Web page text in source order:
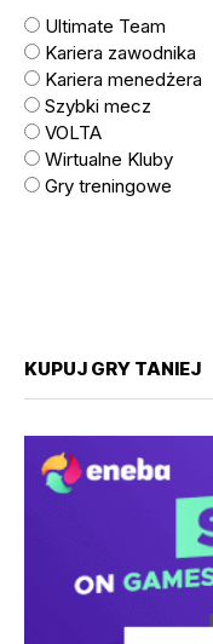
Ultimate Team
Kariera zawodnika
Kariera menedżera
Szybki mecz
VOLTA
Wirtualne Kluby
Gry treningowe
KUPUJ GRY TANIEJ